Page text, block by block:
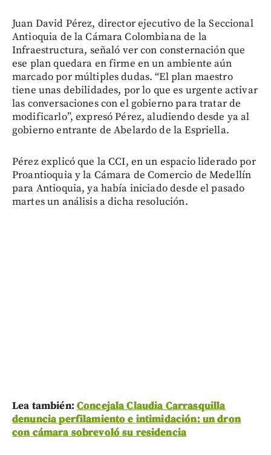
Juan David Pérez, director ejecutivo de la Seccional
Antioquia de la Cámara Colombiana de la
Infraestructura, señaló ver con consternación que
ese plan quedara en firme en un ambiente aún
marcado por múltiples dudas. “El plan maestro
tiene unas debilidades, por lo que es urgente activar
las conversaciones con el gobierno para tratar de
modificarlo”, expresó Pérez, aludiendo desde ya al
gobierno entrante de Abelardo de la Espriella.
Pérez explicó que la CCI, en un espacio liderado por
Proantioquia y la Cámara de Comercio de Medellín
para Antioquia, ya había iniciado desde el pasado
martes un análisis a dicha resolución.
Lea también: Concejala Claudia Carrasquilla
denuncia perfilamiento e intimidación: un dron
con cámara sobrevoló su residencia